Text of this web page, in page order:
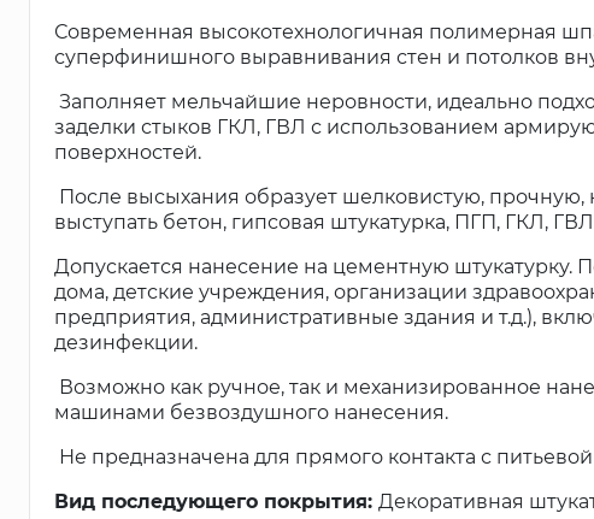
Современная высокотехнологичная полимерная
суперфинишного выравнивания стен и потолков
Заполняет мельчайшие неровности, идеально
заделки стыков ГКЛ, ГВЛ с использованием
поверхностей.
После высыхания образует шелковистую,
выступать бетон, гипсовая штукатурка, ПГП, ГКЛ,
Допускается нанесение на цементную
дома, детские учреждения, организации
предприятия, административные здания и т.д.),
дезинфекции.
Возможно как ручное, так и механизированное
машинами безвоздушного нанесения.
Не предназначена для прямого контакта с
Вид последующего покрытия: Декоративная